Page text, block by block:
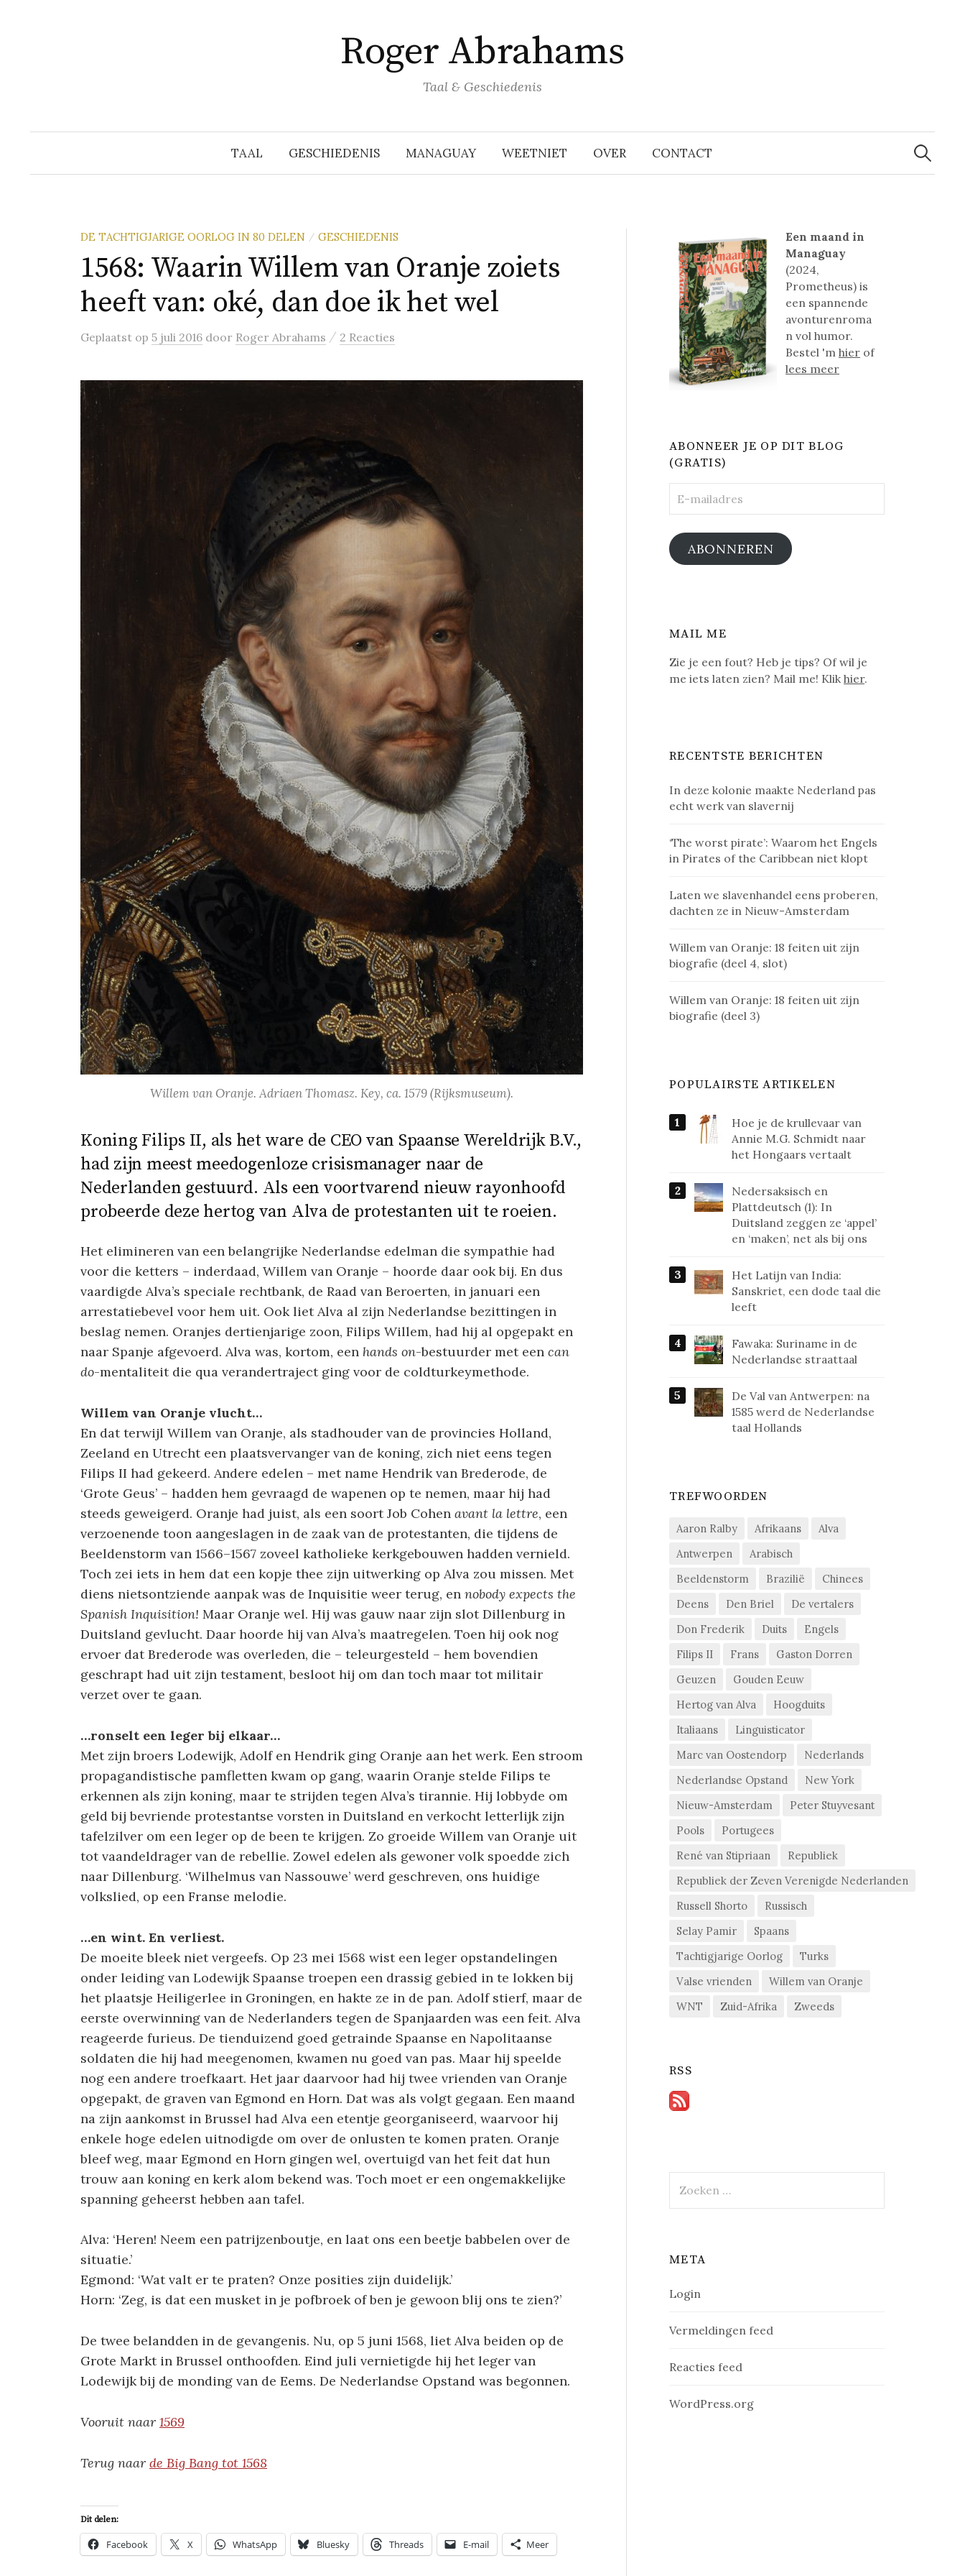
Roger Abrahams
Taal & Geschiedenis
TAAL GESCHIEDENIS MANAGUAY WEETNIET OVER CONTACT
Zoeken
naar:
DE TACHTIGJARIGE OORLOG IN 80 DELEN / GESCHIEDENIS
1568: Waarin Willem van Oranje zoiets
heeft van: oké, dan doe ik het wel
Geplaatst op 5 juli 2016 door Roger Abrahams / 2 Reacties
Willem van Oranje. Adriaen Thomasz. Key, ca. 1579 (Rijksmuseum).
Koning Filips II, als het ware de CEO van Spaanse Wereldrijk B.V.,
had zijn meest meedogenloze crisismanager naar de
Nederlanden gestuurd. Als een voortvarend nieuw rayonhoofd
probeerde deze hertog van Alva de protestanten uit te roeien.
Het elimineren van een belangrijke Nederlandse edelman die sympathie had
voor die ketters – inderdaad, Willem van Oranje – hoorde daar ook bij. En dus
vaardigde Alva’s speciale rechtbank, de Raad van Beroerten, in januari een
arrestatiebevel voor hem uit. Ook lietAlva al zijn Nederlandse bezittingen in
beslag nemen. Oranjes dertienjarige zoon, Filips Willem, had hij al opgepakt en
naar Spanje afgevoerd. Alva was, kortom, een hands on-bestuurder met een can
do-mentaliteit die qua verandertraject ging voor de coldturkeymethode.
Willem van Oranje vlucht…
En dat terwijl Willem van Oranje, als stadhouder van de provincies Holland,
Zeeland en Utrecht een plaatsvervanger van de koning, zich niet eens tegen
Filips II had gekeerd. Andere edelen – met name Hendrik van Brederode, de
‘Grote Geus’ – hadden hem gevraagd de wapenen op te nemen, maar hij had
steeds geweigerd. Oranje had juist, als een soort Job Cohen avant la lettre, een
verzoenende toon aangeslagen in de zaak van de protestanten, die tijdens de
Beeldenstorm van 1566–1567 zoveel katholieke kerkgebouwen hadden vernield.
Toch zei iets in hem dat een kopje thee zijn uitwerking op Alva zou missen. Met
diens nietsontziende aanpak was de Inquisitie weer terug, en nobody expects the
Spanish Inquisition! Maar Oranje wel. Hij was gauw naar zijn slot Dillenburg in
Duitsland gevlucht. Daar hoorde hij van Alva’s maatregelen. Toen hij ook nog
ervoer dat Brederode was overleden, die – teleurgesteld – hem bovendien
geschrapt had uit zijn testament, besloot hij om dan toch maar tot militair
verzet over te gaan.
…ronselt een leger bij elkaar…
Met zijn broers Lodewijk, Adolf en Hendrik ging Oranje aan het werk. Een stroom
propagandistische pamfletten kwam op gang, waarin Oranje stelde Filips te
erkennen als zijn koning, maar te strijden tegen Alva’s tirannie. Hij lobbyde om
geld bij bevriende protestantse vorsten in Duitsland en verkocht letterlijk zijn
tafelzilver om een leger op de been te krijgen. Zo groeide Willem van Oranje uit
tot vaandeldrager van de rebellie. Zowel edelen als gewoner volk spoedde zich
naar Dillenburg. ‘Wilhelmus van Nassouwe’ werd geschreven, ons huidige
volkslied, op een Franse melodie.
…en wint. En verliest.
De moeite bleek niet vergeefs. Op 23 mei 1568 wist een leger opstandelingen
onder leiding van Lodewijk Spaanse troepen een drassig gebied in te lokken bij
het plaatsje Heiligerlee in Groningen, en hakte ze in de pan. Adolf stierf, maar de
eerste overwinning van de Nederlanders tegen de Spanjaarden was een feit. Alva
reageerde furieus. De tienduizend goed getrainde Spaanse en Napolitaanse
soldaten die hij had meegenomen, kwamen nu goed van pas. Maar hij speelde
nog een andere troefkaart. Het jaar daarvoor had hij twee vrienden van Oranje
opgepakt, de graven van Egmond en Horn. Dat was als volgt gegaan. Een maand
na zijn aankomst in Brussel had Alva een etentje georganiseerd, waarvoor hij
enkele hoge edelen uitnodigde om over de onlusten te komen praten. Oranje
bleef weg, maar Egmond en Horn gingen wel, overtuigd van het feit dat hun
trouw aan koning en kerk alom bekend was. Toch moet er een ongemakkelijke
spanning geheerst hebben aan tafel.
Alva: ‘Heren! Neem een patrijzenboutje, en laat ons een beetje babbelen over de
situatie.’
Egmond: ‘Wat valt er te praten? Onze posities zijn duidelijk.’
Horn: ‘Zeg, is dat een musket in je pofbroek of ben je gewoon blij ons te zien?’
De twee belandden in de gevangenis. Nu, op 5 juni 1568, liet Alva beiden op de
Grote Markt in Brussel onthoofden. Eind juli vernietigde hij het leger van
Lodewijk bij de monding van de Eems. De Nederlandse Opstand was begonnen.
Vooruit naar 1569
Terug naar de Big Bang tot 1568
Dit delen:
Facebook X WhatsApp Bluesky Threads E-mail Meer
Een maand in
Managuay
(2024,
Prometheus) is
een spannende
avonturenroma
n vol humor.
Bestel 'mhier of
lees meer
ABONNEER JE OP DIT BLOG
(GRATIS)
mailadres
ABONNEREN
MAIL ME
Zie je een fout? Heb je tips? Of wil je
me iets laten zien? Mail me! Klikhier.
RECENTSTE BERICHTEN
In deze kolonie maakte Nederland pas
echt werk van slavernij
‘The worst pirate’: Waarom het Engels
in Pirates of the Caribbean niet klopt
Laten we slavenhandel eens proberen,
dachten ze in Nieuw-Amsterdam
Willem van Oranje: 18 feiten uit zijn
biografie (deel 4, slot)
Willem van Oranje: 18 feiten uit zijn
biografie (deel 3)
POPULAIRSTE ARTIKELEN
Hoe je de krullevaar van
Annie M.G. Schmidt naar
het Hongaars vertaalt
Nedersaksisch en
Plattdeutsch (1): In
Duitsland zeggen ze ‘appel’
en ‘maken’, net als bij ons
Het Latijn van India:
Sanskriet, een dode taal die
leeft
Fawaka: Suriname in de
Nederlandse straattaal
De Val van Antwerpen: na
1585 werd de Nederlandse
taal Hollands
TREFWOORDEN
Aaron Ralby Afrikaans
Alva
Antwerpen
Arabisch
Beeldenstorm
Brazilië
Chinees
Deens
Den Briel
De vertalers
Don Frederik
Duits
Engels
Filips II
Frans
Gaston Dorren
Geuzen
Gouden Eeuw
Hertog van Alva
Hoogduits
Italiaans
Linguisticator
Marc van Oostendorp
Nederlands
Nederlandse Opstand
New York
Nieuw-Amsterdam
Peter Stuyvesant
Pools
Portugees
René van Stipriaan
Republiek
Republiek der Zeven Verenigde Nederlanden
Russell Shorto
Russisch
Selay Pamir
Spaans
Tachtigjarige Oorlog
Turks
Valse vrienden
Willem van Oranje
WNT
Zuid-Afrika Zweeds
RSS
naar:
META
Login
Vermeldingen feed
Reacties feed
WordPress.org